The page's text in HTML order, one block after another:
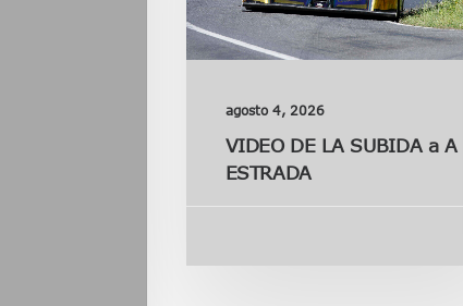
agosto 4, 2026
VIDEO DE LA SUBIDA a A
ESTRADA